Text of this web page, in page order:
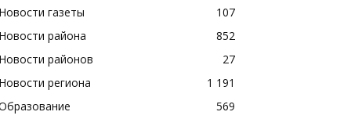
Новости газеты
107
Новости района
852
Новости районов
27
Новости региона
1 191
569